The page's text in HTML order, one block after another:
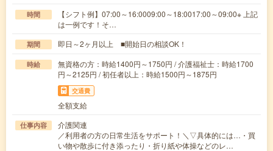
時間
【シフト例】07:00～16:0009:00～18:0017:00～09:00※ 上記
は一例です！そ…
期間 即日～2ヶ月以上 ■開始日の相談OK！
時給
無資格の方：時給1400円～1750円 / 介護福祉士：時給1700
円～2125円 / 初任者以上：時給1500円～1875円
交通費
全額支給
仕事内容
介護関連
／利用者の方の日常生活をサポート！＼▽具体的には…・買
い物や散歩に付き添ったり・折り紙や体操などのレ…